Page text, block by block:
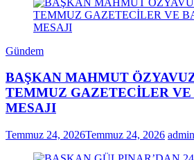
Gündem
BAŞKAN MAHMUT
TEMMUZ GAZETECİLER
MESAJI
Temmuz 24, 2026Temmuz 24, 2026 admin